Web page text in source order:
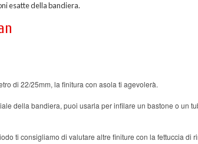
esatte della bandiera.
di 22/25mm, la finitura con asola ti agevolerà.
della bandiera, puoi usarla per infilare un bastone o un
ti consigliamo di valutare altre finiture con la fettuccia di